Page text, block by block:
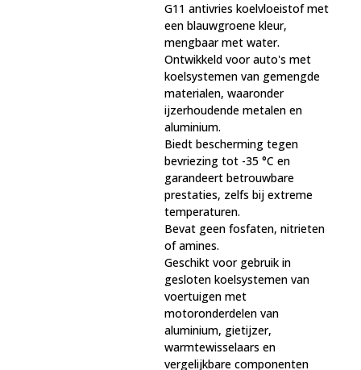
G11 antivries koelvloeistof met
een blauwgroene kleur,
mengbaar met water.
Ontwikkeld voor auto's met
koelsystemen van gemengde
materialen, waaronder
ijzerhoudende metalen en
aluminium.
Biedt bescherming tegen
bevriezing tot -35 °C en
garandeert betrouwbare
prestaties, zelfs bij extreme
temperaturen.
Bevat geen fosfaten, nitrieten
of amines.
Geschikt voor gebruik in
gesloten koelsystemen van
voertuigen met
motoronderdelen van
aluminium, gietijzer,
warmtewisselaars en
vergelijkbare componenten